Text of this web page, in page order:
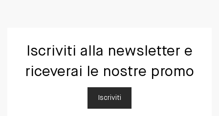
Iscriviti alla newsletter e
riceverai le nostre promo
Iscriviti